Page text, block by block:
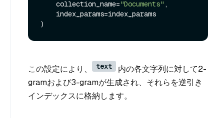
    collection_name=
"Documents" ,
この設定により、 text
内の各文字列に対して2-
gramおよび3-gramが生成され、それらを逆引き
インデックスに格納します。